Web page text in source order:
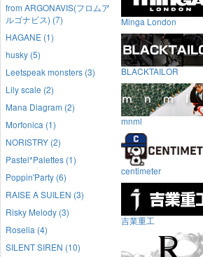
from ARGONAVIS(フロムア
ルゴナビス) (7)
HAGANE (1)
husky (5)
Leetspeak monsters (3)
Lily scale (2)
Mana Diagram (2)
Morfonica (1)
NORISTRY (2)
Pastel*Palettes (1)
Poppin'Party (6)
RAISE A SUILEN (3)
Risky Melody (3)
Roselia (4)
SILENT SIREN (10)
Minga London
BLACKTAILOR
mnml
centimeter
吉業重工